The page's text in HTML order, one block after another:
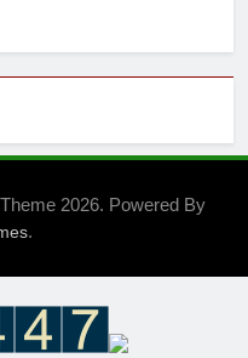
2026. Powered By
.